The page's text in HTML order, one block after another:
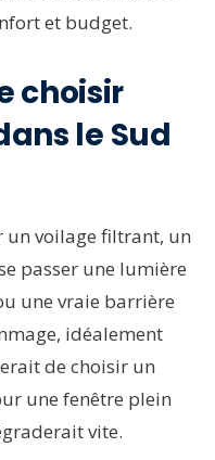
et budget.
choisir
le Sud
un voilage filtrant, un
passer une lumière
une vraie barrière
idéalement
de choisir un
une fenêtre plein
vite.